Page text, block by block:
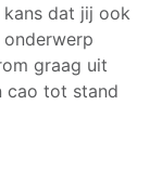
kans dat jij ook
onderwerp
graag uit
cao tot stand